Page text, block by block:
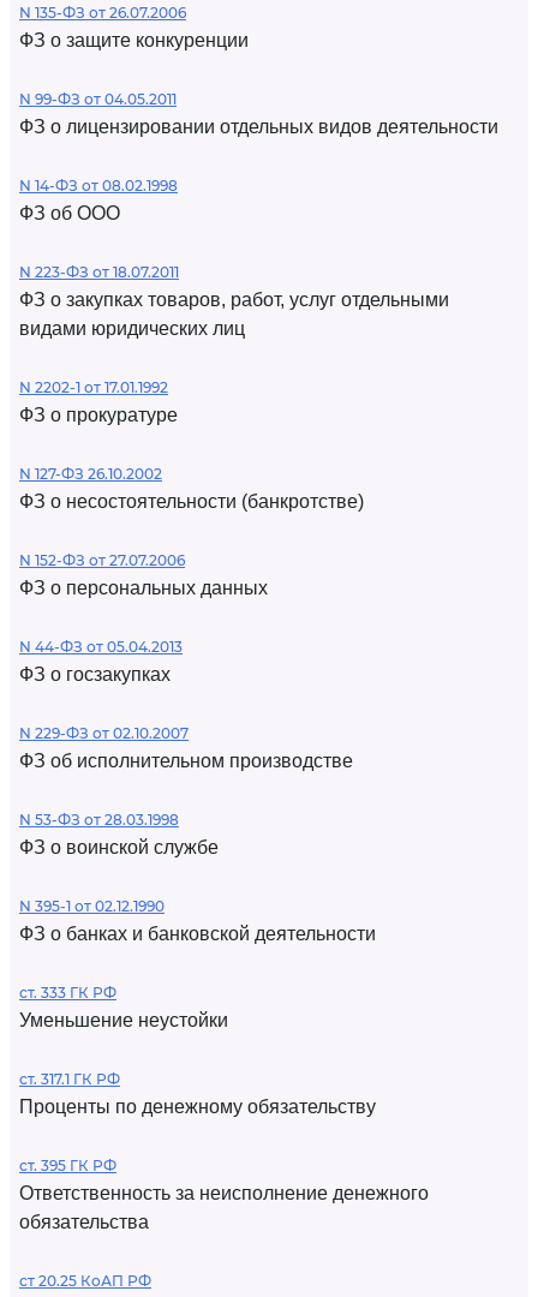
N 135-ФЗ от 26.07.2006
ФЗ о защите конкуренции
N 99-ФЗ от 04.05.2011
ФЗ о лицензировании отдельных видов деятельности
N 14-ФЗ от 08.02.1998
ФЗ об ООО
N 223-ФЗ от 18.07.2011
ФЗ о закупках товаров, работ, услуг отдельными
видами юридических лиц
N 2202-1 от 17.01.1992
ФЗ о прокуратуре
N 127-ФЗ 26.10.2002
ФЗ о несостоятельности (банкротстве)
N 152-ФЗ от 27.07.2006
ФЗ о персональных данных
N 44-ФЗ от 05.04.2013
ФЗ о госзакупках
N 229-ФЗ от 02.10.2007
ФЗ об исполнительном производстве
N 53-ФЗ от 28.03.1998
ФЗ о воинской службе
N 395-1 от 02.12.1990
ФЗ о банках и банковской деятельности
ст. 333 ГК РФ
Уменьшение неустойки
ст. 317.1 ГК РФ
Проценты по денежному обязательству
ст. 395 ГК РФ
Ответственность за неисполнение денежного
обязательства
ст 20.25 КоАП РФ